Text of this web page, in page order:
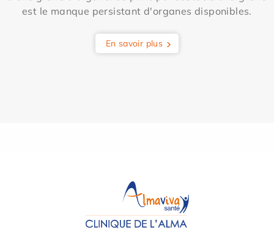
est le manque persistant d'organes disponibles.
En savoir plus